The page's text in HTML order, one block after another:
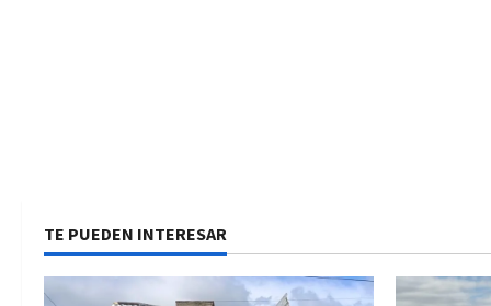
TE PUEDEN INTERESAR